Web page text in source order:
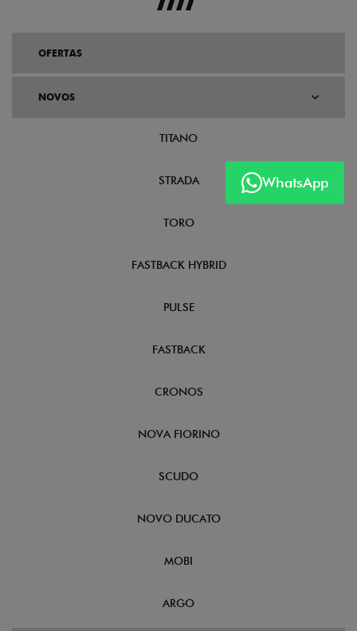
WhatsApp
OFERTAS
NOVOS
TITANO
STRADA
TORO
FASTBACK HYBRID
PULSE
FASTBACK
CRONOS
NOVA FIORINO
SCUDO
NOVO DUCATO
MOBI
ARGO